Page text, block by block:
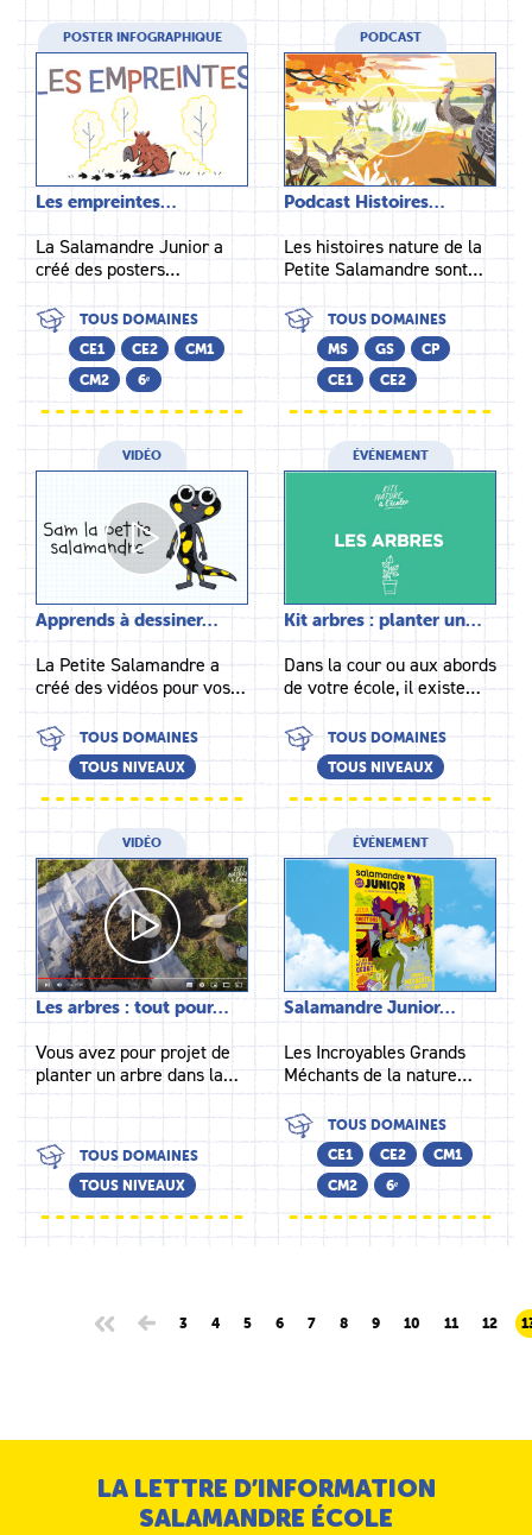
POSTER INFOGRAPHIQUE
Les empreintes…
La Salamandre Junior a
créé des posters…
TOUS DOMAINES
CE1
CE2
CM1
CM2
6ᵉ
PODCAST
Podcast Histoires…
Les histoires nature de la
Petite Salamandre sont…
TOUS DOMAINES
MS
GS
CP
CE1
CE2
VIDÉO
Apprends à dessiner…
La Petite Salamandre a
créé des vidéos pour vos…
TOUS DOMAINES
TOUS NIVEAUX
ÉVÉNEMENT
Kit arbres : planter un…
Dans la cour ou aux abords
de votre école, il existe…
TOUS DOMAINES
TOUS NIVEAUX
VIDÉO
Les arbres : tout pour…
Vous avez pour projet de
planter un arbre dans la…
TOUS DOMAINES
TOUS NIVEAUX
ÉVÉNEMENT
Salamandre Junior…
Les Incroyables Grands
Méchants de la nature…
TOUS DOMAINES
CE1
CE2
CM1
CM2
6ᵉ
3 4 5 6 7 8 9 10 11 12
LA LETTRE D’INFORMATION
SALAMANDRE ÉCOLE